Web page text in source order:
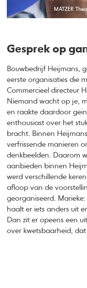
MATZER
Gesprek op
Bouwbedrijf Heijmans,
eerste organisaties die
Commercieel directeur
Niemand wacht op je,
en raakte daardoor
enthousiast over het
bracht. Binnen
verfrissende manieren
denkbeelden. Daarom
aanbieden binnen
werd verschillende
afloop van de
georganiseerd.
haalt er iets anders uit
Dan zit er opeens een
over kwetsbaarheid, dat